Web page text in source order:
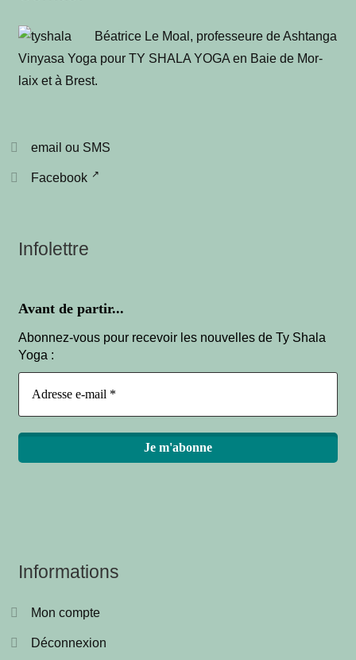
Béa­trice Le Moal, pro­fes­seure de Ash­tan­ga
Vinya­sa Yoga pour TY SHALA YOGA en Baie de Mor­
laix et à Brest.
email ou SMS
Facebook
Infolettre
Avant de partir...
Abonnez-vous pour recevoir les nouvelles de Ty Shala
Yoga :
Informations
Mon compte
Déconnexion